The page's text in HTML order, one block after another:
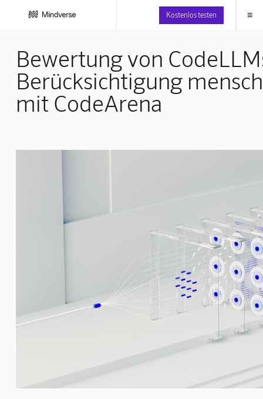
Kostenlos testen ≡
Bewertung von
Berücksichtigung
mit CodeArena